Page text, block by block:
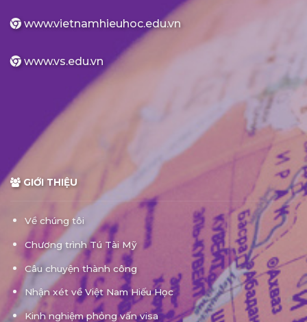
www.vietnamhieuhoc.edu.vn
www.vs.edu.vn
GIỚI THIỆU
Về chúng tôi
Chương trình Tú Tài Mỹ
Câu chuyện thành công
Nhận xét về Việt Nam Hiếu Học
Kinh nghiệm phỏng vấn visa